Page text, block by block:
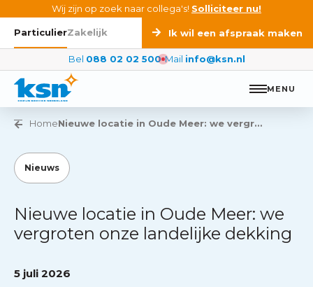
Ga naar de inhoudWij zijn op zoek naar collega's! Solliciteer nu!
ParticulierZakelijk Ik wil een afspraak maken
Bel 088 02 02 500 Mail info@ksn.nl
MENU
Vorige pagina
Home Nieuwe locatie in Oude Meer: we vergroten onze landelijke dekking
Nieuws
Nieuwe locatie in Oude Meer: we
vergroten onze landelijke dekking
5 juli 2026